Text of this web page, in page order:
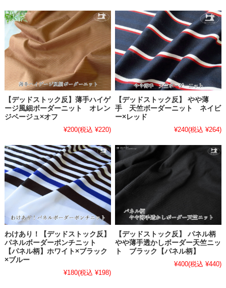
【デッドストック反】薄手ハイゲ
ージ風細ボーダーニット オレン
ジベージュ×オフ
¥200(税込 ¥220)
【デッドストック反】 やや薄
手 天竺ボーダーニット ネイビ
ー×レッド
¥240(税込 ¥264)
わけあり！【デッドストック反】
パネルボーダーポンチニット
【パネル柄】ホワイト×ブラック
×ブルー
¥180(税込 ¥198)
【デッドストック反】 パネル柄
やや薄手透かしボーダー天竺ニッ
ト ブラック【パネル柄】
¥400(税込 ¥440)